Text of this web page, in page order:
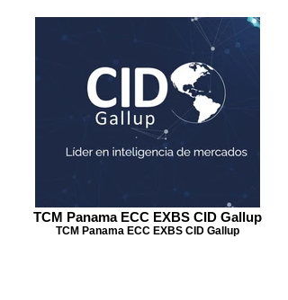
TCM Panama ECC EXBS CID Gallup
TCM Panama ECC EXBS CID Gallup